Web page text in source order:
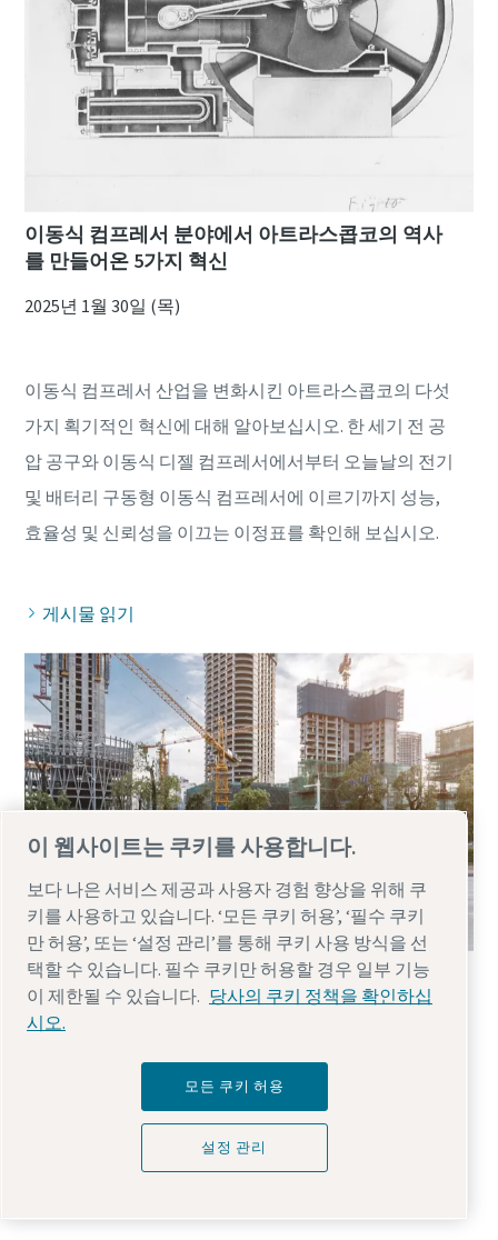
이동식 컴프레서 분야에서 아트라스콥코의 역사
를 만들어온 5가지 혁신
2025년 1월 30일 (목)
이동식 컴프레서 산업을 변화시킨 아트라스콥코의 다섯
가지 획기적인 혁신에 대해 알아보십시오. 한 세기 전 공
압 공구와 이동식 디젤 컴프레서에서부터 오늘날의 전기
및 배터리 구동형 이동식 컴프레서에 이르기까지 성능,
게시물 읽기
컴프레서는 압력이 높을수록 좋은가요?
2024년 12월 12일 (목)
가장 중요합니다. 적정 압력을 유지하면 컴프레서의 성능
과 수명을 극대화할 수 있습니다.
이 웹사이트는 쿠키를 사용합니다.
보다 나은 서비스 제공과 사용자 경험 향상을 위해 쿠
키를 사용하고 있습니다. ‘모든 쿠키 허용’, ‘필수 쿠키
만 허용’, 또는 ‘설정 관리’를 통해 쿠키 사용 방식을 선
택할 수 있습니다. 필수 쿠키만 허용할 경우 일부 기능
이 제한될 수 있습니다. 당사의 쿠키 정책을 확인하십
시오.
모든 쿠키 허용
설정 관리